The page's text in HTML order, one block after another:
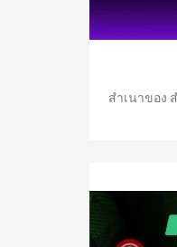
สำเนาของ